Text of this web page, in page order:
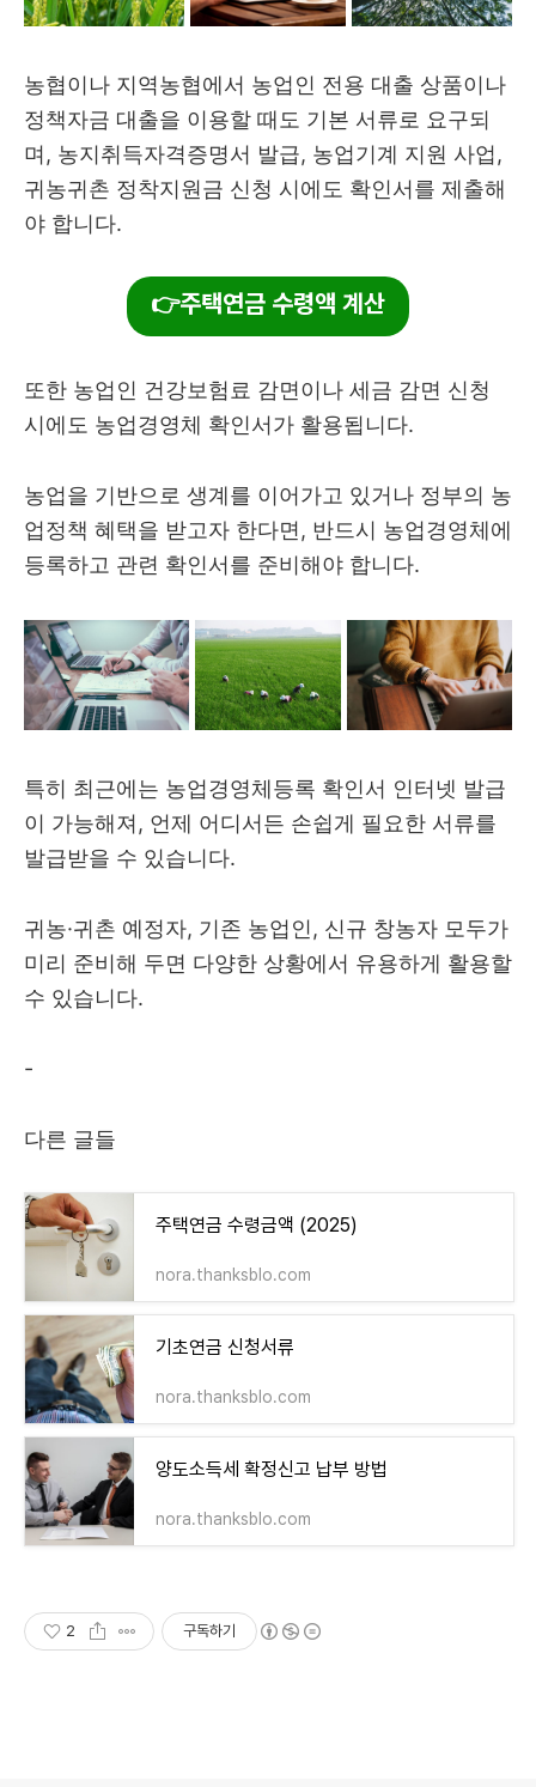
농협이나 지역농협에서 농업인 전용 대출 상품이나
정책자금 대출을 이용할 때도 기본 서류로 요구되
며, 농지취득자격증명서 발급, 농업기계 지원 사업,
귀농귀촌 정착지원금 신청 시에도 확인서를 제출해
야 합니다.
👉주택연금 수령액 계산
또한 농업인 건강보험료 감면이나 세금 감면 신청
시에도 농업경영체 확인서가 활용됩니다.
농업을 기반으로 생계를 이어가고 있거나 정부의 농
업정책 혜택을 받고자 한다면, 반드시 농업경영체에
등록하고 관련 확인서를 준비해야 합니다.
특히 최근에는 농업경영체등록 확인서 인터넷 발급
이 가능해져, 언제 어디서든 손쉽게 필요한 서류를
발급받을 수 있습니다.
귀농·귀촌 예정자, 기존 농업인, 신규 창농자 모두가
미리 준비해 두면 다양한 상황에서 유용하게 활용할
수 있습니다.
-
다른 글들
주택연금 수령금액 (2025)
nora.thanksblo.com
기초연금 신청서류
nora.thanksblo.com
양도소득세 확정신고 납부 방법
nora.thanksblo.com
2 구독하기